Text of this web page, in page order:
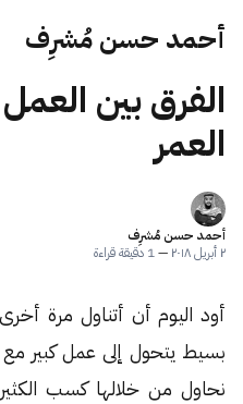
أحمد حسن مُشرِف
الفرق بين
العمر
أحمد حسن مُشرِف
٢ أبريل ٢٠١٨
—1 دقيقة قراءة
أود اليوم أن أتناول مرة
بسيط يتحول إلى عمل كبير مع
نحاول من خلالها كسب